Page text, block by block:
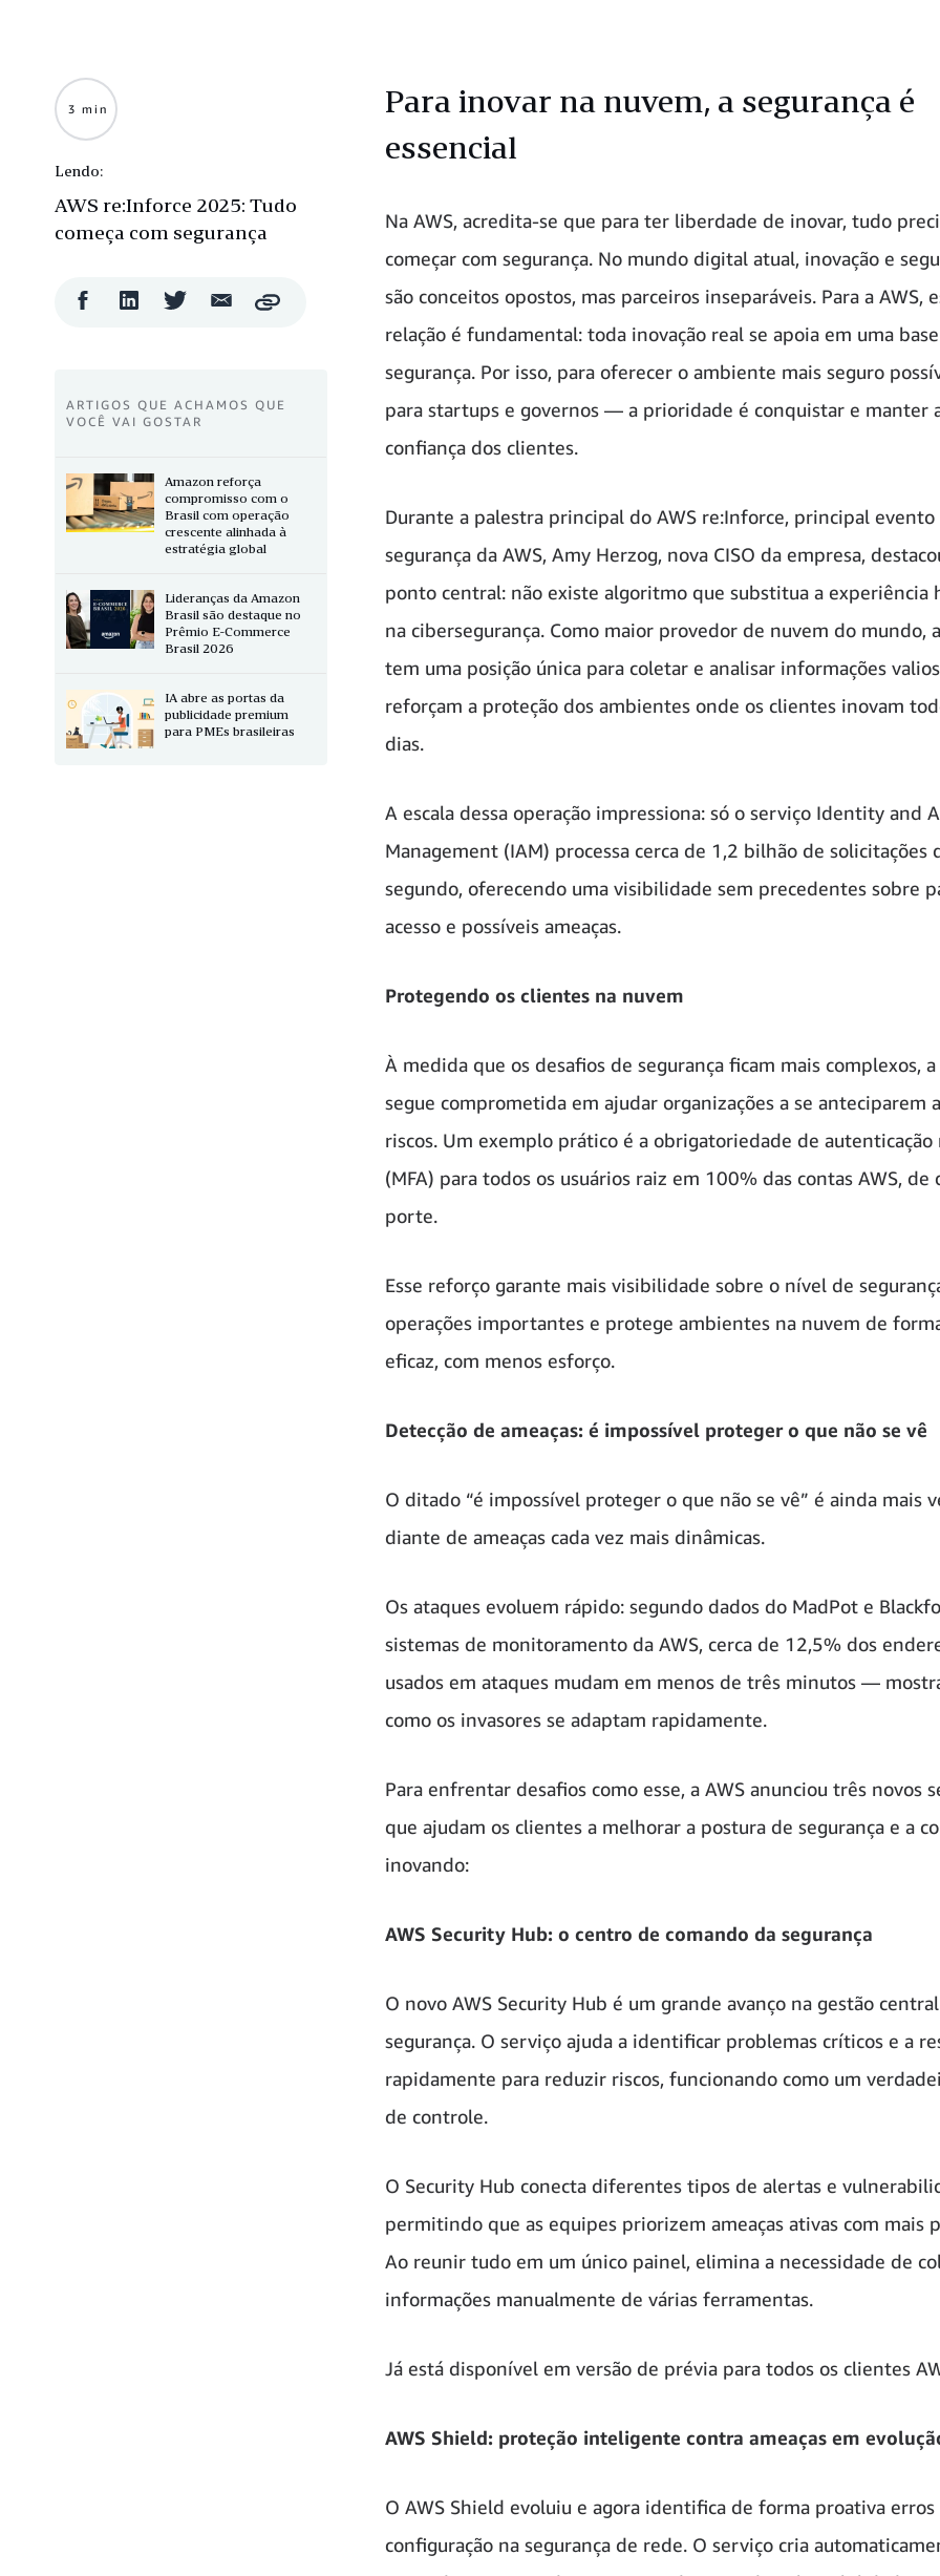
Para inovar na nuvem, a segurança é
essencial
Na AWS, acredita-se que para ter liberdade de inovar, tudo
começar com segurança. No mundo digital atual, inovação e
são conceitos opostos, mas parceiros inseparáveis. Para a AWS,
relação é fundamental: toda inovação real se apoia em uma
segurança. Por isso, para oferecer o ambiente mais seguro
para startups e governos — a prioridade é conquistar e manter
confiança dos clientes.
Durante a palestra principal do AWS re:Inforce, principal evento
segurança da AWS, Amy Herzog, nova CISO da empresa,
ponto central: não existe algoritmo que substitua a experiência
na cibersegurança. Como maior provedor de nuvem do mundo,
tem uma posição única para coletar e analisar informações
reforçam a proteção dos ambientes onde os clientes inovam
dias.
A escala dessa operação impressiona: só o serviço Identity and
Management (IAM) processa cerca de 1,2 bilhão de solicitações
segundo, oferecendo uma visibilidade sem precedentes sobre
acesso e possíveis ameaças.
Protegendo os clientes na nuvem
À medida que os desafios de segurança ficam mais complexos, a
segue comprometida em ajudar organizações a se anteciparem
riscos. Um exemplo prático é a obrigatoriedade de
(MFA) para todos os usuários raiz em 100% das contas AWS, de
porte.
Esse reforço garante mais visibilidade sobre o nível de
operações importantes e protege ambientes na nuvem de
eficaz, com menos esforço.
Detecção de ameaças: é impossível proteger o que não se vê
O ditado “é impossível proteger o que não se vê” é ainda mais
diante de ameaças cada vez mais dinâmicas.
Os ataques evoluem rápido: segundo dados do MadPot e
sistemas de monitoramento da AWS, cerca de 12,5% dos
usados em ataques mudam em menos de três minutos —
como os invasores se adaptam rapidamente.
Para enfrentar desafios como esse, a AWS anunciou três novos
que ajudam os clientes a melhorar a postura de segurança e a
inovando:
AWS Security Hub: o centro de comando da segurança
O novo AWS Security Hub é um grande avanço na gestão
segurança. O serviço ajuda a identificar problemas críticos e a
rapidamente para reduzir riscos, funcionando como um
de controle.
O Security Hub conecta diferentes tipos de alertas e
permitindo que as equipes priorizem ameaças ativas com mais
Ao reunir tudo em um único painel, elimina a necessidade de
informações manualmente de várias ferramentas.
Já está disponível em versão de prévia para todos os clientes
AWS Shield: proteção inteligente contra ameaças em
O AWS Shield evoluiu e agora identifica de forma proativa erros
configuração na segurança de rede. O serviço cria
3 min
Lendo:
AWS re:Inforce 2025: Tudo
começa com segurança
CompartilharCompartilharCompartilharCompartilhar
Copy
ARTIGOS QUE ACHAMOS QUE
VOCÊ VAI GOSTAR
Amazon reforça
compromisso com o
Brasil com operação
crescente alinhada à
estratégia global
Lideranças da Amazon
Brasil são destaque no
Prêmio E-Commerce
Brasil 2026
IA abre as portas da
publicidade premium
para PMEs brasileiras